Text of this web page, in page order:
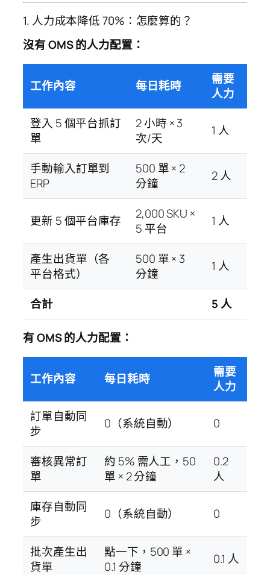
1. 人力成本降低 70%：怎麼算的？
沒有 OMS 的人力配置：
工作內容 每日耗時
需要
人力
登入 5 個平台抓訂
單
2 小時 × 3
次/天
1 人
手動輸入訂單到
ERP
500 單 × 2
分鐘
2 人
更新 5 個平台庫存
2,000 SKU ×
5 平台
1 人
產生出貨單（各
平台格式）
500 單 × 3
分鐘
1 人
合計 5 人
有 OMS 的人力配置：
工作內容 每日耗時
需要
人力
訂單自動同
步
0（系統自動） 0
審核異常訂
單
約 5% 需人工，50
單 × 2 分鐘
0.2
人
庫存自動同
步
0（系統自動） 0
批次產生出
貨單
點一下，500 單 ×
0.1 分鐘
0.1 人